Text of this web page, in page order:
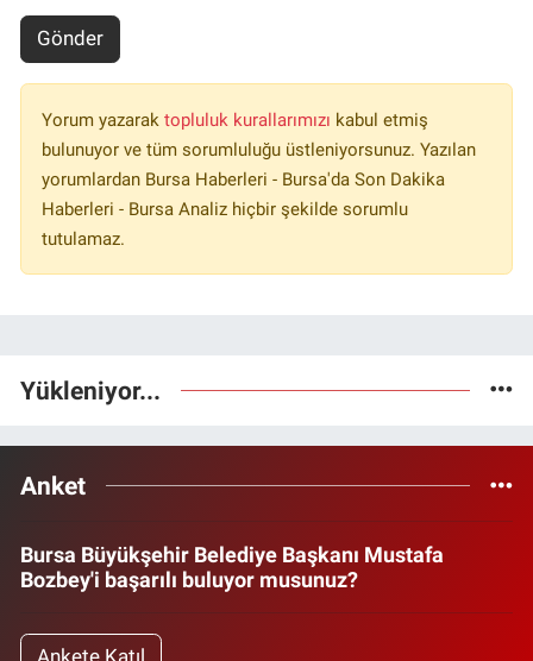
Gönder
Yorum yazarak topluluk kurallarımızı kabul etmiş
bulunuyor ve tüm sorumluluğu üstleniyorsunuz. Yazılan
yorumlardan Bursa Haberleri - Bursa'da Son Dakika
Haberleri - Bursa Analiz hiçbir şekilde sorumlu
tutulamaz.
Yükleniyor...
Anket
Bursa Büyükşehir Belediye Başkanı Mustafa
Bozbey'i başarılı buluyor musunuz?